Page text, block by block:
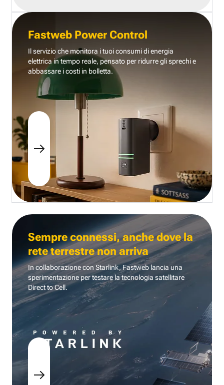
Fastweb Power Control
Il servizio che monitora i tuoi consumi di energia
elettrica in tempo reale, pensato per ridurre gli sprechi e
abbassare i costi in bolletta.
Sempre connessi, anche dove la
rete terrestre non arriva
In collaborazione con Starlink, Fastweb lancia una
sperimentazione per testare la tecnologia satellitare
Direct to Cell.